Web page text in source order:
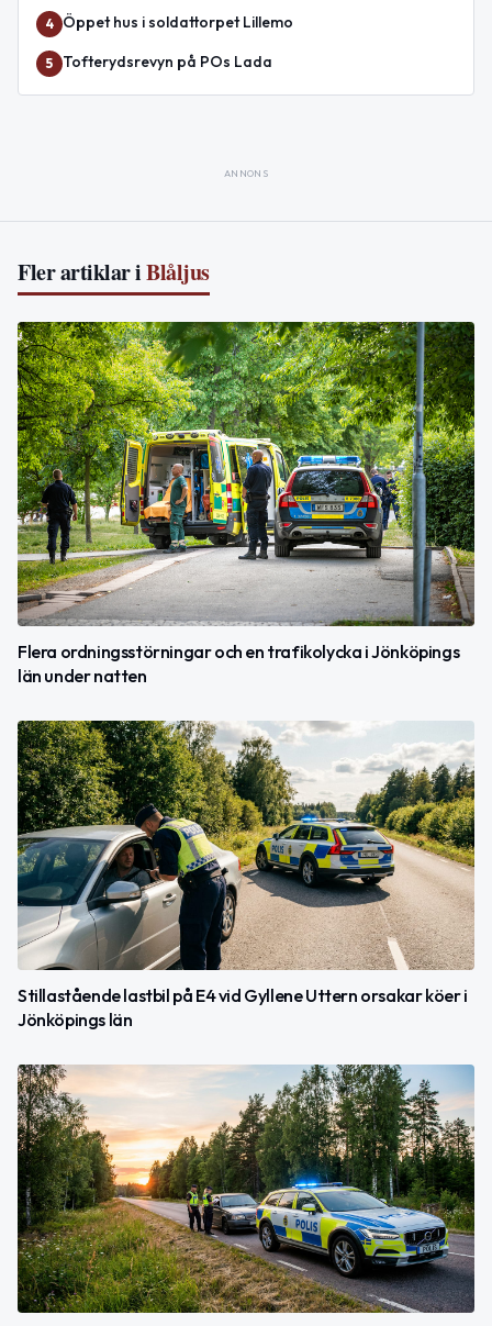
4 Öppet hus i soldattorpet Lillemo
5 Tofterydsrevyn på POs Lada
ANNONS
Fler artiklar iBlåljus
Flera ordningsstörningar och en trafikolycka i Jönköpings
län under natten
Stillastående lastbil på E4 vid Gyllene Uttern orsakar köer i
Jönköpings län